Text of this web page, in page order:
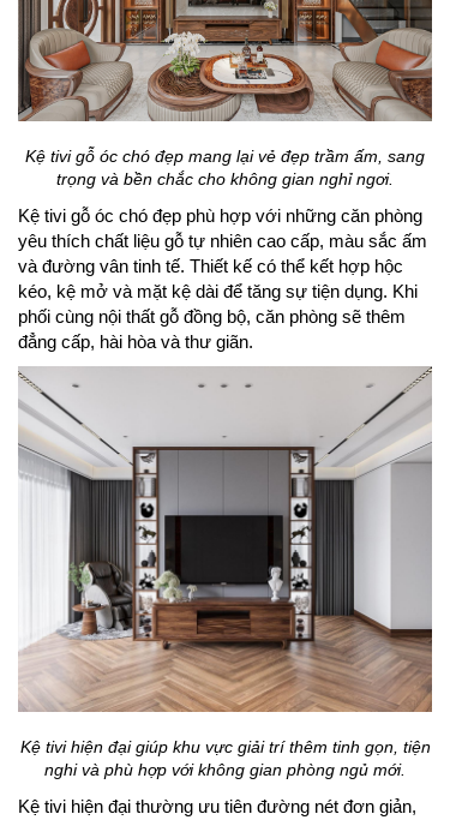
Kệ tivi gỗ óc chó đẹp mang lại vẻ đẹp trầm ấm, sang
trọng và bền chắc cho không gian nghỉ ngơi.
Kệ tivi gỗ óc chó đẹp phù hợp với những căn phòng
yêu thích chất liệu gỗ tự nhiên cao cấp, màu sắc ấm
và đường vân tinh tế. Thiết kế có thể kết hợp hộc
kéo, kệ mở và mặt kệ dài để tăng sự tiện dụng. Khi
phối cùng nội thất gỗ đồng bộ, căn phòng sẽ thêm
đẳng cấp, hài hòa và thư giãn.
Kệ tivi hiện đại giúp khu vực giải trí thêm tinh gọn, tiện
nghi và phù hợp với không gian phòng ngủ mới.
Kệ tivi hiện đại thường ưu tiên đường nét đơn giản,